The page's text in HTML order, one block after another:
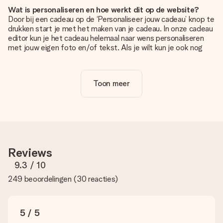
Wat is personaliseren en hoe werkt dit op de website?
Door bij een cadeau op de ‘Personaliseer jouw cadeau’ knop te
drukken start je met het maken van je cadeau. In onze cadeau
editor kun je het cadeau helemaal naar wens personaliseren
met jouw eigen foto en/of tekst. Als je wilt kun je ook nog
Is personalisatie in de prijs inbegrepen?
De prijs die op de website wordt getoond is inclusief de
te gebruiken. Als je niet zeker bent over de kwaliteit van je
foto, neem dan contact op met onze klantenservice en stuur
je foto mee met het cadeau dat je wilt bestellen. Zij kunnen
de kwaliteit dan voor je controleren!
Je kan gebruik maken van JPG en PNG bestanden om te
uploaden in onze editor. Is dit te technisch of heb je een
Toon meer
Reviews
9.3 / 10
249 beoordelingen (30 reacties)
5 / 5